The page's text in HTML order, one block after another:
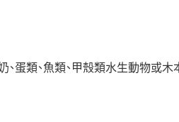
、蛋類、魚類、甲殼類水生動物或